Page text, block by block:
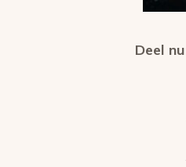
Deel
Deel